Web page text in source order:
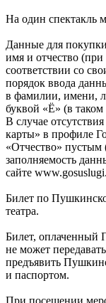
На один спектакль
Данные для
имя и отчество
соответствии со
порядок ввода
в фамилии, имени,
буквой «Ё» (в таком
В случае
карты» в профиле
«Отчество» пустым
заполняемость
сайте
Билет по
театра.
Билет, оплаченный
не может
предъявить
и паспортом.
При посещении